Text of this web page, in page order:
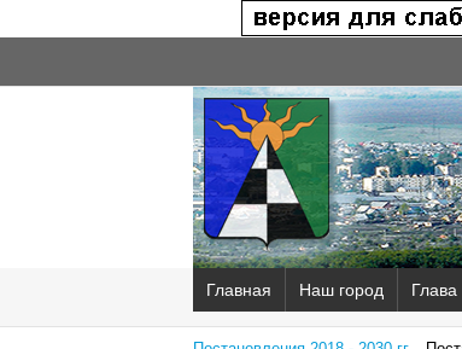
Главная Наш город Глава